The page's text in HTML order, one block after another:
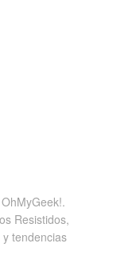
Resistidos,
tendencias